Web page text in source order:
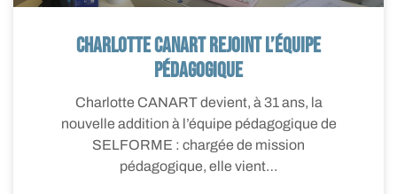
Charlotte CANART rejoint l’équipe
pédagogique
Charlotte CANART devient, à 31 ans, la
nouvelle addition à l’équipe pédagogique de
SELFORME : chargée de mission
pédagogique, elle vient…